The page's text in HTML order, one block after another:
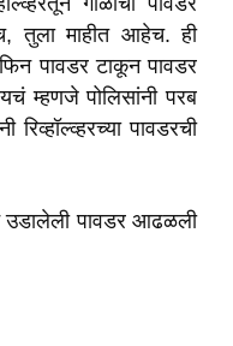
तुला माहीत आहेच. ही
पावडर टाकून पावडर
म्हणजे पोलिसांनी परब
रिव्हॉल्व्हरच्या पावडरची
उडालेली पावडर आढळली